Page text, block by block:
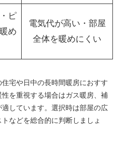
ピ
め
電気代が高い・部屋
全体を暖めにくい
宅や日中の長時間暖房におすす
を重視する場合はガス暖房、補
しています。選択時は部屋の広
などを総合的に判断しましょ